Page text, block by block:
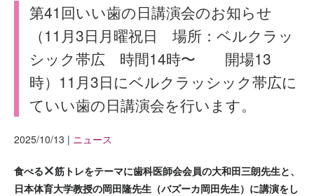
第41回いい歯の日講演会のお知らせ
（11月3日月曜祝日 場所：ベルクラッ
シック帯広 時間14時〜 開場13
時）11月3日にベルクラッシック帯広に
ていい歯の日講演会を行います。
2025/10/13 | ニュース
食べる
筋トレをテーマに歯科医師会会員の大和田三朗先生と、
日本体育大学教授の岡田隆先生（バズーカ岡田先生）に講演をし